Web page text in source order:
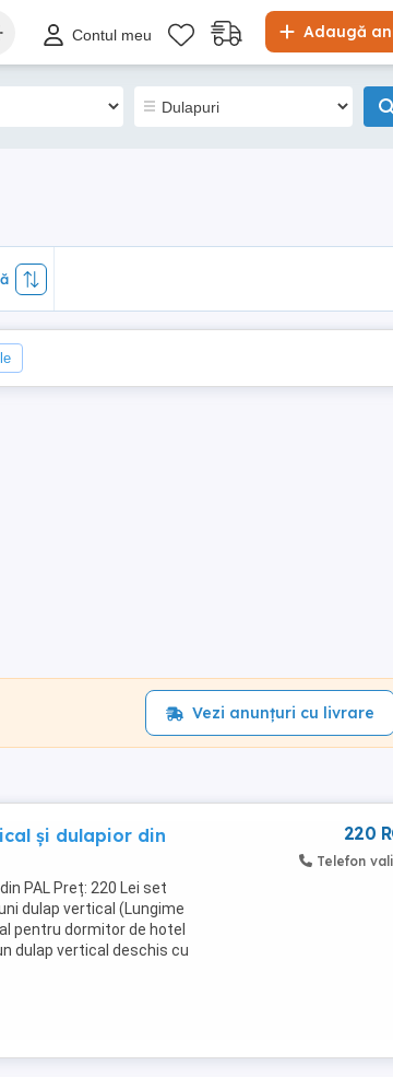
Adaugă
Contul meu
Vezi anunțuri cu livrare
și dulapior din
PAL Preț: 220 Lei set
dulap vertical (Lungime
pentru dormitor de hotel
dulap vertical deschis cu
220
Telefon